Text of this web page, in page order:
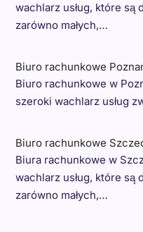
wachlarz usług, które są
zarówno małych,…
Biuro rachunkowe
Biuro rachunkowe w
szeroki wachlarz usług
Biuro rachunkowe
Biura rachunkowe w
wachlarz usług, które są
zarówno małych,…